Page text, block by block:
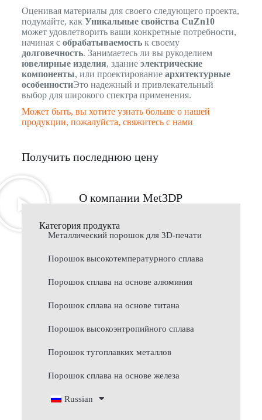
Оценивая материалы для своего следующего проекта,
подумайте, как Уникальные свойства CuZn10
может удовлетворить ваши конкретные потребности,
начиная с обрабатываемостьк своему
долговечность. Занимаетесь ли вы рукоделием
ювелирные изделия, здание электрические
компоненты, или проектирование архитектурные
особенностиЭто надежный и привлекательный
выбор для широкого спектра применения.
Может быть, вы хотите узнать больше о нашей
продукции, пожалуйста, свяжитесь с нами
Получить последнюю цену
О компании Met3DP
Категория продукта
Металлический порошок для 3D-печати
Порошок высокотемпературного сплава
Порошок сплава на основе алюминия
Порошок сплава на основе титана
Порошок высокоэнтропийного сплава
Порошок тугоплавких металлов
Порошок сплава на основе железа
Russian